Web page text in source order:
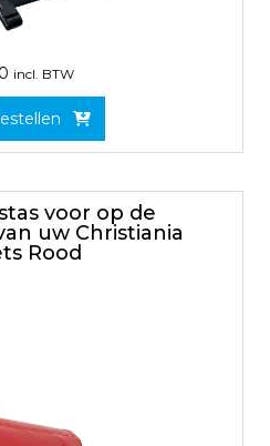
incl. BTW
voor op de
uw Christiania
Rood